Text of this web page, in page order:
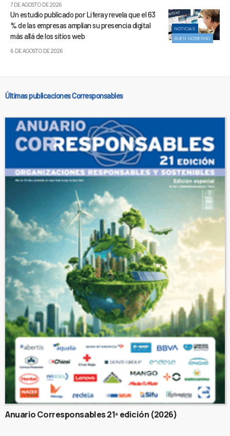
7 DE AGOSTO DE 2026
NOTICIAS
BUEN GOBIERNO
Un estudio publicado por Liferay revela que el 63
% de las empresas amplían su presencia digital
más allá de los sitios web
6 DE AGOSTO DE 2026
Últimas publicaciones Corresponsables
Anuario Corresponsables 21ª edición (2026)